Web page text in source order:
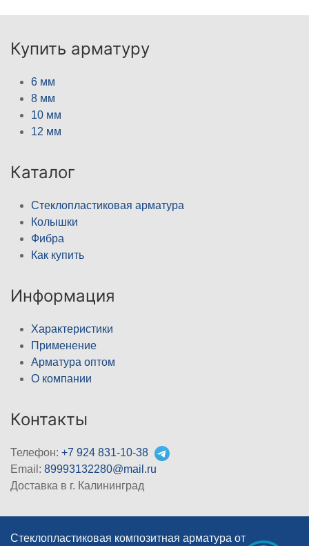
Купить арматуру
6 мм
8 мм
10 мм
12 мм
Каталог
Стеклопластиковая арматура
Колышки
Фибра
Как купить
Информация
Характеристики
Применение
Арматура оптом
О компании
Контакты
Телефон: +7 924 831-10-38
Email: 89993132280@mail.ru
Доставка в г. Калининград
Стеклопластиковая композитная арматура от